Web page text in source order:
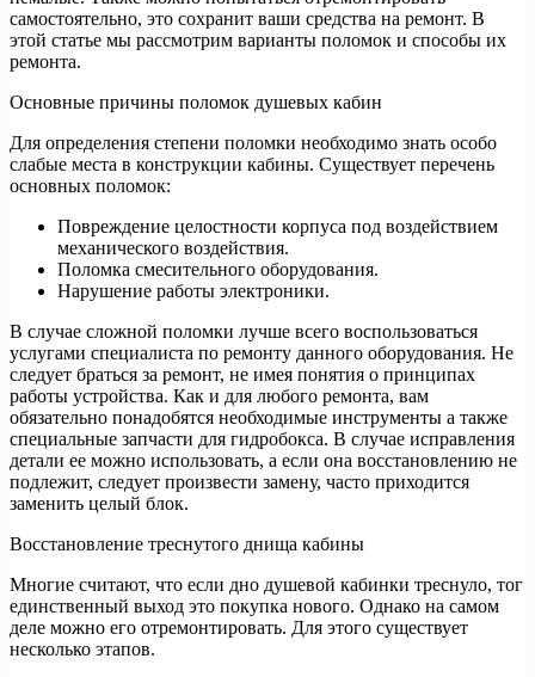
самостоятельно, это сохранит ваши средства на ремонт. В
этой статье мы рассмотрим варианты поломок и способы их
ремонта.
Основные причины поломок душевых кабин
Для определения степени поломки необходимо знать особо
слабые места в конструкции кабины. Существует перечень
основных поломок:
Повреждение целостности корпуса под воздействием
механического воздействия.
Поломка смесительного оборудования.
Нарушение работы электроники.
В случае сложной поломки лучше всего воспользоваться
услугами специалиста по ремонту данного оборудования. Не
следует браться за ремонт, не имея понятия о принципах
работы устройства. Как и для любого ремонта, вам
обязательно понадобятся необходимые инструменты а также
специальные запчасти для гидробокса. В случае исправления
детали ее можно использовать, а если она восстановлению не
подлежит, следует произвести замену, часто приходится
заменить целый блок.
Восстановление треснутого днища кабины
Многие считают, что если дно душевой кабинки треснуло, тог
единственный выход это покупка нового. Однако на самом
деле можно его отремонтировать. Для этого существует
несколько этапов.